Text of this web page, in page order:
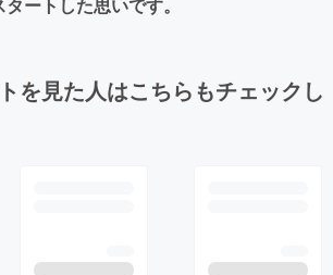
ートした思いです。
を見た人はこちらもチェックし